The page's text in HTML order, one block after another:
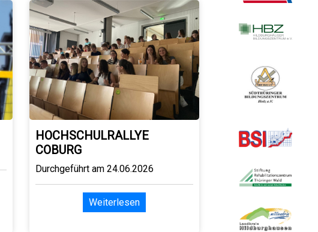
HOCHSCHULRALLYE
COBURG
Durchgeführt am 24.06.2026
Weiterlesen